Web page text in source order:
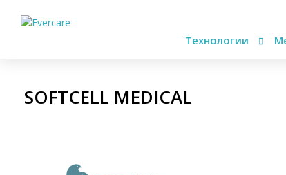
Технологии
SOFTCELL MEDICAL